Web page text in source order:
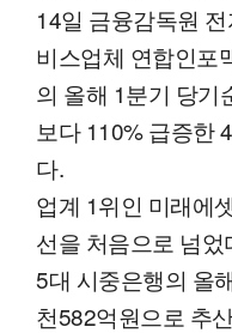
14일 금융감독원
비스업체 연합인포
의 올해 1분기 당기
보다 110% 급증한
다.
업계 1위인 미래에
선을 처음으로 넘었
5대 시중은행의 올
천582억원으로 추